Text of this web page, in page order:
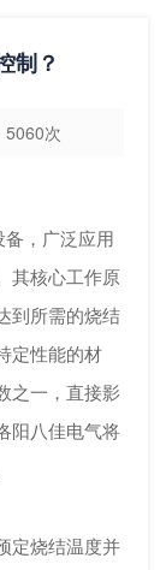
制？
次
，广泛应用
其核心工作原
到所需的烧结
定性能的材
之一，直接影
阳八佳电气将
定烧结温度并